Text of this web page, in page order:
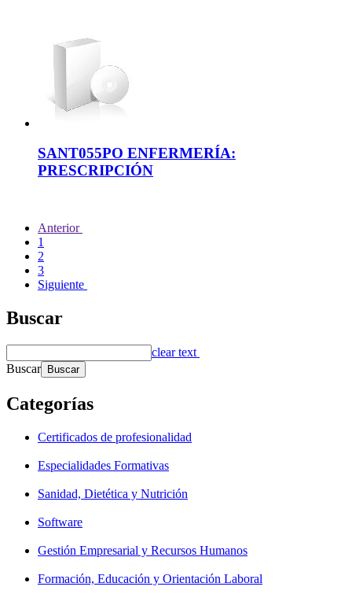
SANT055PO ENFERMERÍA:
PRESCRIPCIÓN
Anterior
1
2
3
Siguiente
Buscar
clear text
Buscar
Categorías
Certificados de profesionalidad
Especialidades Formativas
Sanidad, Dietética y Nutrición
Software
Gestión Empresarial y Recursos Humanos
Formación, Educación y Orientación Laboral